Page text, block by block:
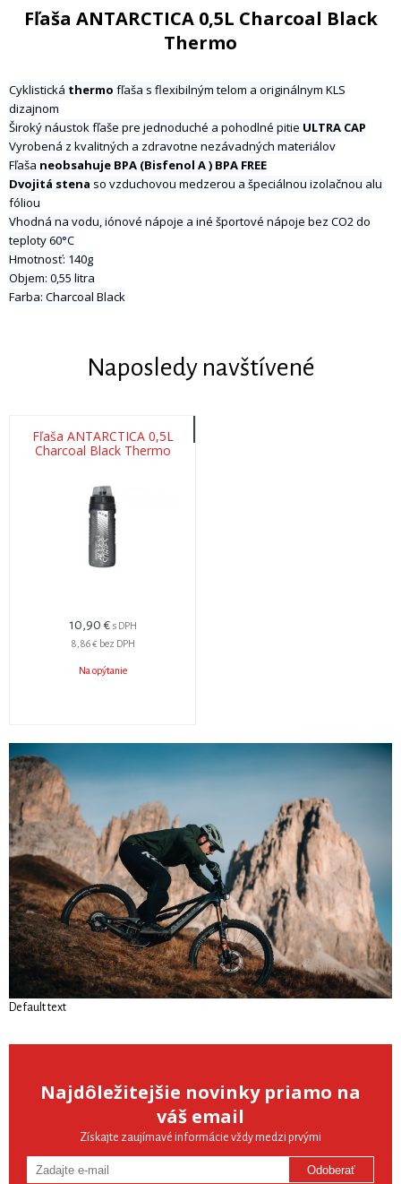
Fľaša ANTARCTICA 0,5L Charcoal Black
Thermo
Cyklistická thermo fľaša s flexibilným telom a originálnym KLS
dizajnom
Široký náustok fľaše pre jednoduché a pohodlné pitie ULTRA CAP
Vyrobená z kvalitných a zdravotne nezávadných materiálov
Fľaša neobsahuje BPA (Bisfenol A ) BPA FREE
Dvojitá stena so vzduchovou medzerou a špeciálnou izolačnou alu
fóliou
Vhodná na vodu, iónové nápoje a iné športové nápoje bez CO2 do
teploty 60°C
Hmotnosť: 140g
Objem: 0,55 litra
Farba: Charcoal Black
Naposledy navštívené
Fľaša ANTARCTICA 0,5L
Charcoal Black Thermo
10,90 € s DPH
8,86 € bez DPH
Na opýtanie
Default text
Najdôležitejšie novinky priamo na
váš email
Získajte zaujímavé informácie vždy medzi prvými
Odoberať